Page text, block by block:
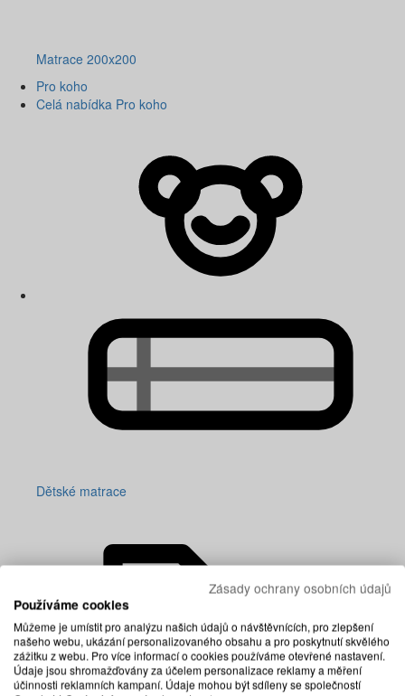
Matrace 200x200
Pro koho
Celá nabídka Pro koho
Dětské matrace
Zásady ochrany osobních údajů
Používáme cookies
Můžeme je umístit pro analýzu našich údajů o návštěvnících, pro zlepšení
našeho webu, ukázání personalizovaného obsahu a pro poskytnutí skvělého
zážitku z webu. Pro více informací o cookies používáme otevřené nastavení.
Údaje jsou shromažďovány za účelem personalizace reklamy a měření
účinnosti reklamních kampaní. Údaje mohou být sdíleny se společností